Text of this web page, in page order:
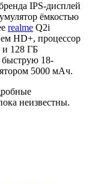
IPS-дисплей
ёмкостью
realme Q2i
HD+, процессор
и 128 ГБ
быструю 18-
5000 мАч.
неизвестны.